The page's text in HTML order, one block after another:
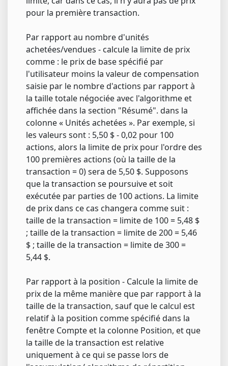
pour la première transaction.
Par rapport au nombre d'unités
achetées/vendues - calcule la limite de prix
comme : le prix de base spécifié par
l'utilisateur moins la valeur de compensation
saisie par le nombre d'actions par rapport à
la taille totale négociée avec l'algorithme et
affichée dans la section "Résumé". dans la
colonne « Unités achetées ». Par exemple, si
les valeurs sont : 5,50 $ - 0,02 pour 100
actions, alors la limite de prix pour l'ordre des
100 premières actions (où la taille de la
transaction = 0) sera de 5,50 $. Supposons
que la transaction se poursuive et soit
exécutée par parties de 100 actions. La limite
de prix dans ce cas changera comme suit :
taille de la transaction = limite de 100 = 5,48 $
; taille de la transaction = limite de 200 = 5,46
$ ; taille de la transaction = limite de 300 =
5,44 $.
Par rapport à la position - Calcule la limite de
prix de la même manière que par rapport à la
taille de la transaction, sauf que le calcul est
relatif à la position comme spécifié dans la
fenêtre Compte et la colonne Position, et que
la taille de la transaction est relative
uniquement à ce qui se passe lors de